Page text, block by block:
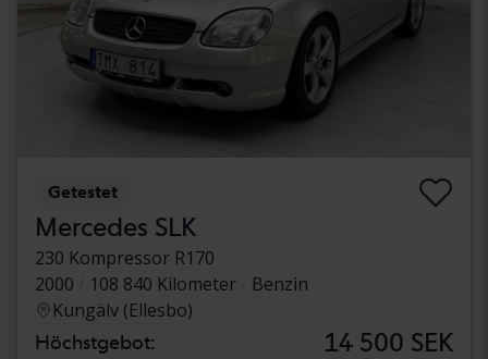
Getestet
Mercedes SLK
230 Kompressor R170
2000
108 840 Kilometer
Benzin
Kungälv (Ellesbo)
Höchstgebot: 14 500 SEK